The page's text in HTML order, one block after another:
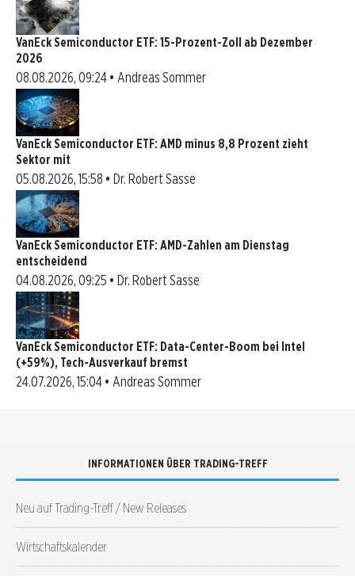
VanEck Semiconductor ETF: 15-Prozent-Zoll ab Dezember
2026
08.08.2026, 09:24 • Andreas Sommer
VanEck Semiconductor ETF: AMD minus 8,8 Prozent zieht
Sektor mit
05.08.2026, 15:58 • Dr. Robert Sasse
VanEck Semiconductor ETF: AMD-Zahlen am Dienstag
entscheidend
04.08.2026, 09:25 • Dr. Robert Sasse
VanEck Semiconductor ETF: Data-Center-Boom bei Intel
(+59%), Tech-Ausverkauf bremst
24.07.2026, 15:04 • Andreas Sommer
INFORMATIONEN ÜBER TRADING-TREFF
Neu auf Trading-Treff / New Releases
Wirtschaftskalender